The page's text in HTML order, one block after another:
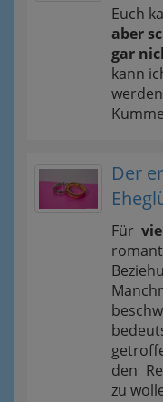
Euch
aber
gar
kann
Der
Für
den
zu